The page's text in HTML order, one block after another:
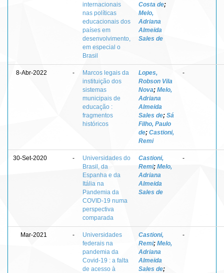
internacionais
nas políticas
educacionais dos
países em
desenvolvimento,
em especial o
Brasil
Costa de;
Melo,
Adriana
Almeida
Sales de
8-Abr-2022 -
Marcos legais da
instituição dos
sistemas
municipais de
educação :
fragmentos
históricos
Lopes,
Robson Vila
Nova; Melo,
Adriana
Almeida
Sales de; Sá
Filho, Paulo
de; Castioni,
Remi
-
30-Set-2020 -
Universidades do
Brasil, da
Espanha e da
Itália na
Pandemia da
COVID-19 numa
perspectiva
comparada
Castioni,
Remi; Melo,
Adriana
Almeida
Sales de
-
Mar-2021 -
Universidades
federais na
pandemia da
Covid-19 : a falta
de acesso à
Castioni,
Remi; Melo,
Adriana
Almeida
Sales de;
-